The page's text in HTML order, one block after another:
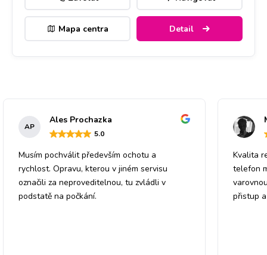
Mapa centra Detail
AP
Ales Prochazka
5.0
Musím pochválit především ochotu a
rychlost. Opravu, kterou v jiném servisu
označili za neproveditelnou, tu zvládli v
podstatě na počkání.
Kvalita
telefon
přistup